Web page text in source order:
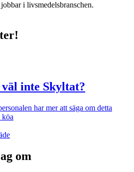
i livsmedelsbranschen.
inte Skyltat?
har mer att säga om detta
om